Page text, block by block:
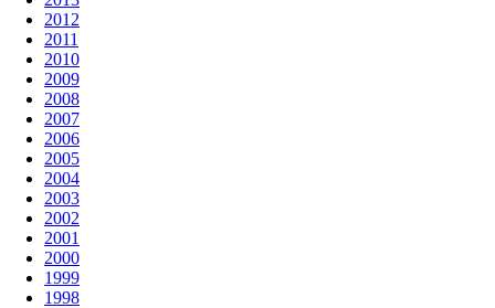
2012
2011
2010
2009
2008
2007
2006
2005
2004
2003
2002
2001
2000
1999
1998